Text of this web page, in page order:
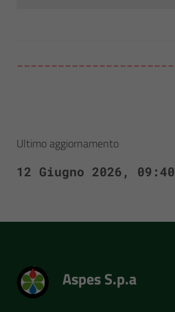
Ultimo aggiornamento
12 Giugno 2026, 09:40
Aspes S.p.a